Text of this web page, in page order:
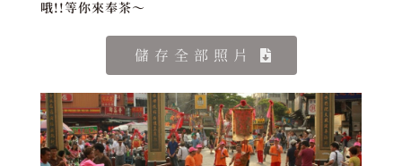
哦!!等你來奉茶～
儲存全部照片